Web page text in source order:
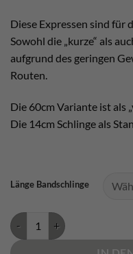
Diese Expressen sind für
Sowohl die „kurze“ als
aufgrund des geringen
Routen.
Die 60cm Variante ist als
Die 14cm Schlinge als
Länge Bandschlinge
Edelrid Mission Set II Menge